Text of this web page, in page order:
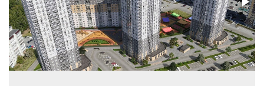
Бренд
Телефон консультанта
• ВЫБРАТЬ КВАРТИРУ
ARSIB development